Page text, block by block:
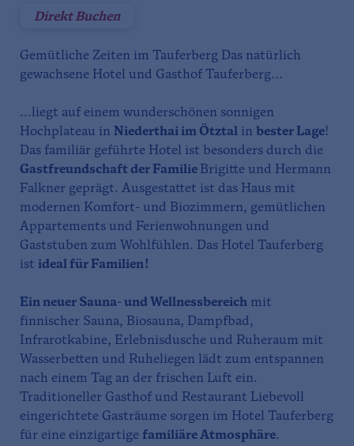
Direkt Buchen
Gemütliche Zeiten im Tauferberg Das natürlich
gewachsene Hotel und Gasthof Tauferberg...
...liegt auf einem wunderschönen sonnigen
Hochplateau in Niederthai im Ötztal in bester Lage!
Das familiär geführte Hotel ist besonders durch die
Gastfreundschaft der Familie Brigitte und Hermann
Falkner geprägt. Ausgestattet ist das Haus mit
modernen Komfort- und Biozimmern, gemütlichen
Appartements und Ferienwohnungen und
Gaststuben zum Wohlfühlen. Das Hotel Tauferberg
ist ideal für Familien!
Ein neuer Sauna- und Wellnessbereich mit
finnischer Sauna, Biosauna, Dampfbad,
Infrarotkabine, Erlebnisdusche und Ruheraum mit
Wasserbetten und Ruheliegen lädt zum entspannen
nach einem Tag an der frischen Luft ein.
Traditioneller Gasthof und Restaurant Liebevoll
eingerichtete Gasträume sorgen im Hotel Tauferberg
für eine einzigartige familiäre Atmosphäre.